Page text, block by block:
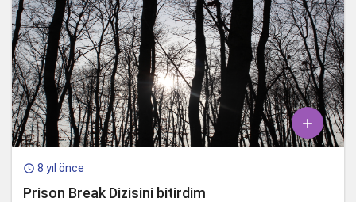

 8 yıl önce
Prison Break Dizisini bitirdim